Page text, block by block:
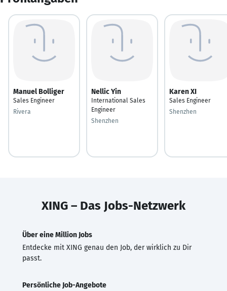
Manuel Bolliger
Sales Engineer
Rivera
Nellic Yin
International Sales
Engineer
Shenzhen
Karen XI
Sales Engineer
Shenzhen
XING – Das Jobs-Netzwerk
Über eine Million Jobs
Entdecke mit XING genau den Job, der wirklich zu Dir
passt.
Persönliche Job-Angebote